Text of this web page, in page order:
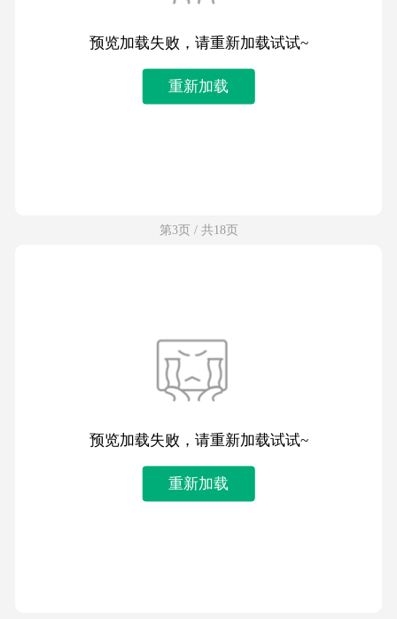
预览加载失败，请重新加载试试~
重新加载
第3页 / 共18页
预览加载失败，请重新加载试试~
重新加载